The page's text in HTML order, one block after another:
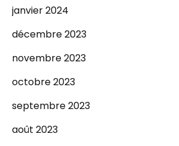
janvier 2024
décembre 2023
novembre 2023
octobre 2023
septembre 2023
août 2023